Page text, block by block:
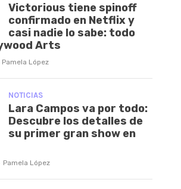
Victorious tiene spinoff
confirmado en Netflix y
casi nadie lo sabe: todo
Arts
Pamela López
NOTICIAS
Lara Campos va por todo:
Descubre los detalles de
su primer gran show en
Pamela López